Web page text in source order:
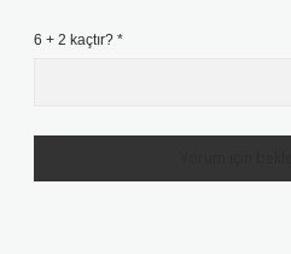
6 + 2 kaçtır? *